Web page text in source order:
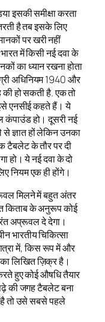
इसकी समीक्षा करता
है तब इसके लिए
पर खरी नहीं
में किसी नई दवा के
का ध्यान रखना होता
अधिनियम 1940 और
हो सकती है. एक तो
एनसीई कहते हैं। ये
कंपाउंड हो। दूसरी नई
ज्ञात हों लेकिन उनका
टैबलेट के तौर पर दी
हो। ये नई दवा के दो
एक ही होंगे।
मिलने में बहुत अंतर
किताब के अनुरूप कोई
अप्रूवल दे देगा।
भारतीय चिकित्सा
में, किस रूप में और
लिखित ज़िक्र है।
हुए कोई औषधि तैयार
की जगह टैबलेट बना
तो उसे सबसे पहले